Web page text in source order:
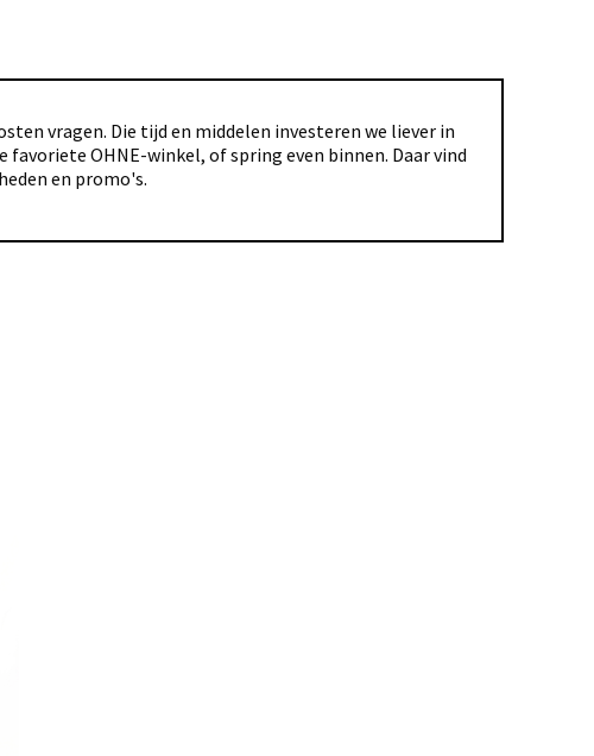
vragen. Die tijd en middelen investeren we liever in
favoriete OHNE-winkel, of spring even binnen. Daar vind
en promo's.